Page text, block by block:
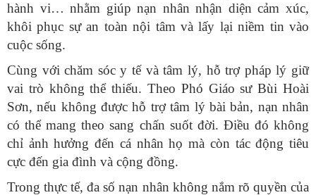
hành vi… nhằm giúp nạn nhân nhận diện cảm xúc,
khôi phục sự an toàn nội tâm và lấy lại niềm tin vào
cuộc sống.
Cùng với chăm sóc y tế và tâm lý, hỗ trợ pháp lý giữ
vai trò không thể thiếu. Theo Phó Giáo sư Bùi Hoài
Sơn, nếu không được hỗ trợ tâm lý bài bản, nạn nhân
có thể mang theo sang chấn suốt đời. Điều đó không
chỉ ảnh hưởng đến cá nhân họ mà còn tác động tiêu
cực đến gia đình và cộng đồng.
Trong thực tế, đa số nạn nhân không nắm rõ quyền của